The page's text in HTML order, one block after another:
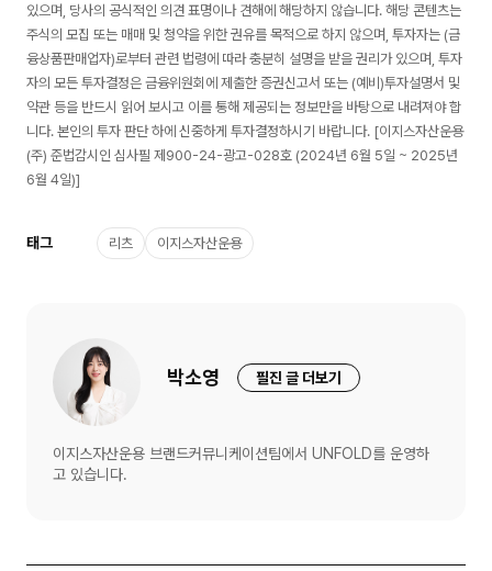
있으며, 당사의 공식적인 의견 표명이나 견해에 해당하지 않습니다. 해당 콘텐츠는
주식의 모집 또는 매매 및 청약을 위한 권유를 목적으로 하지 않으며, 투자자는 (금
융상품판매업자)로부터 관련 법령에 따라 충분히 설명을 받을 권리가 있으며, 투자
자의 모든 투자결정은 금융위원회에 제출한 증권신고서 또는 (예비)투자설명서 및
약관 등을 반드시 읽어 보시고 이를 통해 제공되는 정보만을 바탕으로 내려져야 합
니다. 본인의 투자 판단 하에 신중하게 투자결정하시기 바랍니다. [이지스자산운용
(주) 준법감시인 심사필 제900-24-광고-028호 (2024년 6월 5일 ~ 2025년
6월 4일)]
태그 리츠 이지스자산운용
박소영 필진 글 더보기
이지스자산운용 브랜드커뮤니케이션팀에서 UNFOLD를 운영하
고 있습니다.